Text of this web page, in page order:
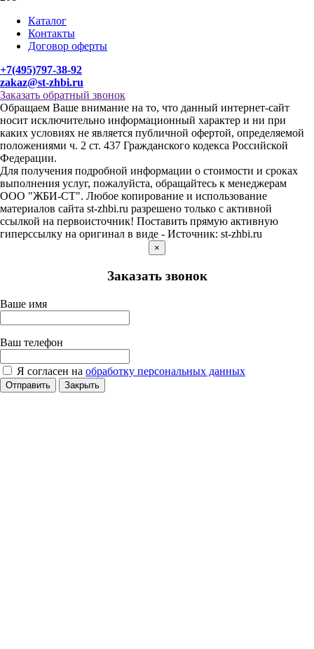
Каталог
Контакты
Договор оферты
+7(495)797-38-92
zakaz@st-zhbi.ru
Заказать обратный звонок
Обращаем Ваше внимание на то, что данный интернет-сайт
носит исключительно информационный характер и ни при
каких условиях не является публичной офертой, определяемой
положениями ч. 2 ст. 437 Гражданского кодекса Российской
Федерации.
Для получения подробной информации о стоимости и сроках
выполнения услуг, пожалуйста, обращайтесь к менеджерам
ООО "ЖБИ-СТ". Любое копирование и использование
материалов сайта st-zhbi.ru разрешено только с активной
ссылкой на первоисточник! Поставить прямую активную
гиперссылку на оригинал в виде - Источник: st-zhbi.ru
×
Заказать звонок
Ваше имя
Ваш телефон
Я согласен на обработку персональных данных
Отправить Закрыть